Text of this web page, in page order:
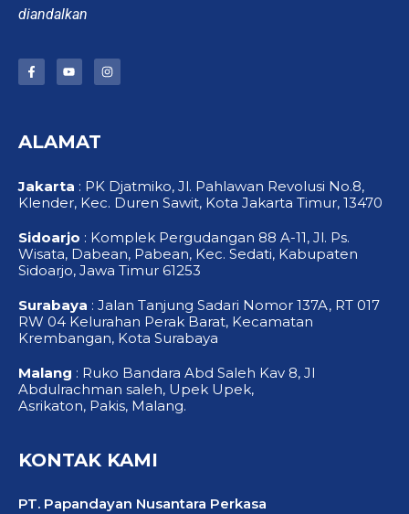
diandalkan
F
a
o
o
Y
o
b
e
I
n
ALAMAT
Jakarta : PK Djatmiko, Jl. Pahlawan Revolusi No.8,
Klender, Kec. Duren Sawit, Kota Jakarta Timur, 13470
Sidoarjo : Komplek Pergudangan 88 A-11, Jl. Ps.
Wisata, Dabean, Pabean, Kec. Sedati, Kabupaten
Sidoarjo, Jawa Timur 61253
Surabaya : Jalan Tanjung Sadari Nomor 137A, RT 017
RW 04 Kelurahan Perak Barat, Kecamatan
Krembangan, Kota Surabaya
Malang : Ruko Bandara Abd Saleh Kav 8, Jl
Abdulrachman saleh, Upek Upek,
Asrikaton, Pakis, Malang.
KONTAK KAMI
PT. Papandayan Nusantara Perkasa